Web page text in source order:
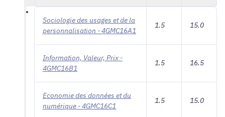
Sociologie des usages et de la
personnalisation - 4GMC16A1
1.5 15.0
Information, Valeur, Prix -
4GMC16B1
1.5 16.5
Economie des données et du
numérique - 4GMC16C1
1.5 15.0